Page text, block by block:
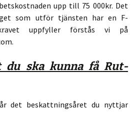
upp till 75 000kr. Det
som utför tjänsten har en F-
uppfyller förstås vi på
ska kunna få Rut-
det beskattningsåret du nyttjar